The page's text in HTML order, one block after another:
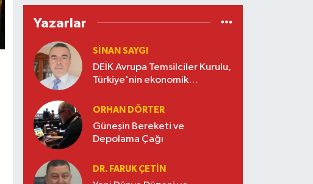
Yazarlar
SINAN SAYGI
DEİK Avrupa Temsilciler Kurulu,
Türkiye'nin ekonomik
oluşturuyor
ORHAN DÖRTER
Güneşin Bereketi ve
Depolama Çağı
DR. FARUK ÇETİN